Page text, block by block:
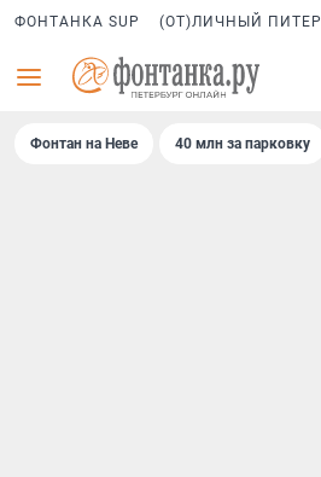
ФОНТАНКА SUP (ОТ)ЛИЧНЫЙ ПИТЕР
Фонтан на Неве 40 млн за парковку